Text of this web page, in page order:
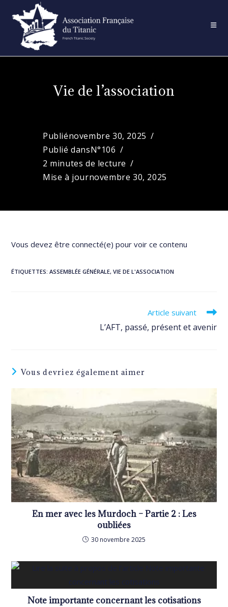
content
Vie de l’association
Publiénovembre 30, 2025
Publié dansN°106
2 minutes de lecture
Mise à journovembre 30, 2025
Vous devez être connecté(e) pour voir ce contenu
ÉTIQUETTES:ASSEMBLÉE GÉNÉRALE, VIE DE L'ASSOCIATION
Article suivant
L’AFT, passé, présent et avenir
Vous devriez également aimer
En mer avec les Murdoch – Partie 2 : Les
oubliées
30 novembre 2025
Note importante concernant les cotisations